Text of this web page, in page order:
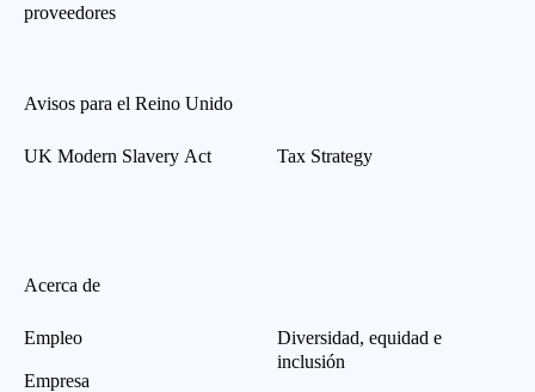
proveedores
Avisos para el Reino Unido
UK Modern Slavery Act Tax Strategy
Acerca de
Empleo
Empresa
Diversidad, equidad e
inclusión